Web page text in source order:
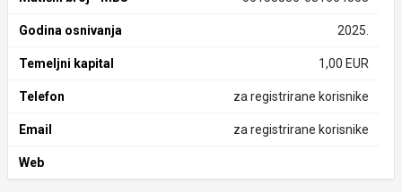
Godina osnivanja 2025.
Temeljni kapital 1,00 EUR
Telefon za registrirane korisnike
Email za registrirane korisnike
Web